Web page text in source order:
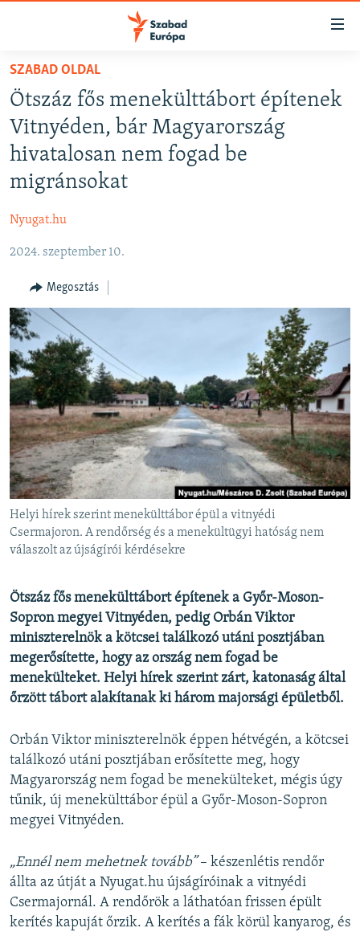
Akadálymentes
Ugrás
fő
oldalra
Ugrás
tartalomjegyzékre
keresésre
NAPIRENDEN
AKTUÁLIS
PODCASTOK
VIDEÓK
NER15
SZABADON
TÁRSADALOM
DEMOKRÁCIA
A PÉNZ NYOMÁBAN
EURÓPAI UNIÓ
VILÁG
KLÍMAVÁLTOZÁS
A MÚLT TANULSÁGAI
SZABAD OLDAL
Ötszáz fős menekülttábort építenek
Vitnyéden, bár Magyarország
hivatalosan nem fogad be
migránsokat
Nyugat.hu
2024. szeptember 10.
Megosztás
Helyi hírek szerint menekülttábor épül a vitnyédi
Csermajoron. A rendőrség és a menekültügyi hatóság nem
válaszolt az újságírói kérdésekre
Ötszáz fős menekülttábort építenek a Győr-Moson-
Sopron megyei Vitnyéden, pedig Orbán Viktor
miniszterelnök a kötcsei találkozó utáni posztjában
megerősítette, hogy az ország nem fogad be
menekülteket. Helyi hírek szerint zárt, katonaság által
őrzött tábort alakítanak ki három majorsági épületből.
Orbán Viktor miniszterelnök éppen hétvégén, a kötcsei
találkozó utáni posztjában erősítette meg, hogy
Magyarország nem fogad be menekülteket, mégis úgy
tűnik, új menekülttábor épül a Győr-Moson-Sopron
megyei Vitnyéden.
„Ennél nem mehetnek tovább”– készenlétis rendőr
állta az útját a Nyugat.hu újságíróinak a vitnyédi
Csermajornál. A rendőrök a láthatóan frissen épült
kerítés kapuját őrzik. A kerítés a fák körül kanyarog, és
FELIRATKOZÁS